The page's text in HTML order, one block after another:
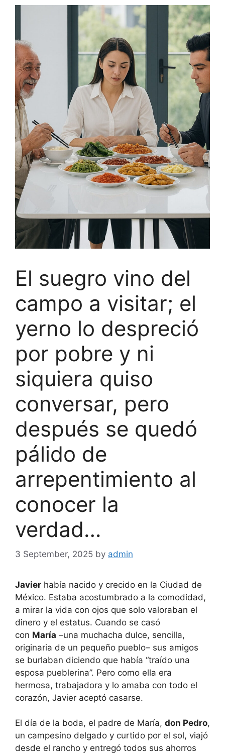
El suegro vino del
campo a visitar; el
yerno lo despreció
por pobre y ni
siquiera quiso
conversar, pero
después se quedó
pálido de
arrepentimiento al
conocer la
verdad…
3 September, 2025 by admin
Javier había nacido y crecido en la Ciudad de
México. Estaba acostumbrado a la comodidad,
a mirar la vida con ojos que solo valoraban el
dinero y el estatus. Cuando se casó
con María –una muchacha dulce, sencilla,
originaria de un pequeño pueblo– sus amigos
se burlaban diciendo que había “traído una
esposa pueblerina”. Pero como ella era
hermosa, trabajadora y lo amaba con todo el
corazón, Javier aceptó casarse.
El día de la boda, el padre de María, don Pedro,
un campesino delgado y curtido por el sol, viajó
desde el rancho y entregó todos sus ahorros